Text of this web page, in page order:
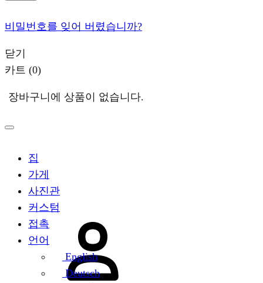
비밀번호를 잊어 버렸습니까?
닫기
카트 (0)
장바구니에 상품이 없습니다.
집
가게
사진관
커스텀
접촉
언어
English
Deutsch